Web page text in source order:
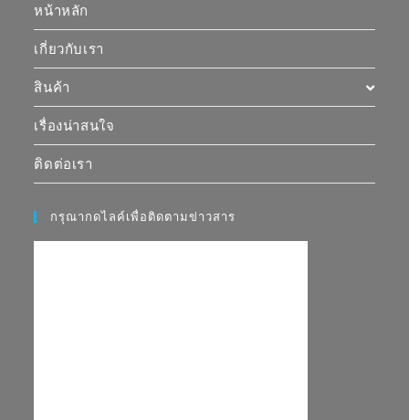
หน้าหลัก
เกี่ยวกับเรา
สินค้า
เรื่องน่าสนใจ
ติดต่อเรา
กรุณากดไลค์เพื่อติดตามข่าวสาร